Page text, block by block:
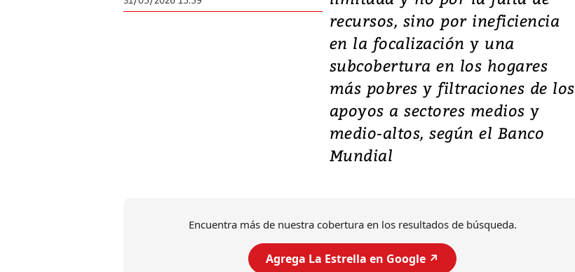
recursos, sino por ineficiencia
en la focalización y una
subcobertura en los hogares
más pobres y filtraciones de los
apoyos a sectores medios y
medio-altos, según el Banco
Mundial
Encuentra más de nuestra cobertura en los resultados de búsqueda.
Agrega La Estrella en Google ↗️